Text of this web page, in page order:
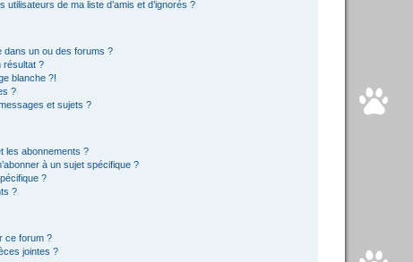
de ma liste d’amis et d’ignorés ?
dans un ou des forums ?
résultat ?
blanche ?!
?
et sujets ?
les abonnements ?
à un sujet spécifique ?
?
?
ce forum ?
jointes ?